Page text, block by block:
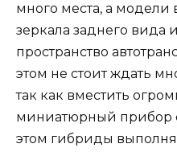
много места, а
зеркала заднего вида
пространство
этом не стоит ждать
так как вместить
миниатюрный прибор
этом гибриды